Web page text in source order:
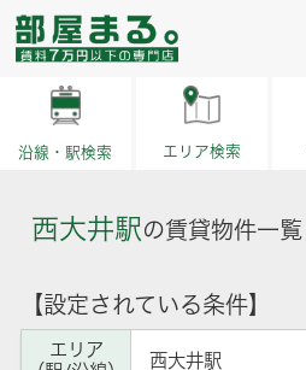
沿線・駅検索 エリア検索
西大井駅 の賃貸物件一覧
【設定されている条件】
エリア
西大井駅